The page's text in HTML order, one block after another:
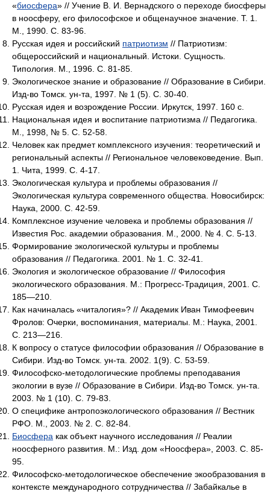
«биосфера» // Учение В. И. Вернадского о переходе биосферы
в ноосферу, его философское и общенаучное значение. Т. 1.
М., 1990. С. 83-96.
Русская идея и российский патриотизм // Патриотизм:
общероссийский и национальный. Истоки. Сущность.
Типология. М., 1996. С. 81-85.
Экологическое знание и образование // Образование в Сибири.
Изд-во Томск. ун-та, 1997. № 1 (5). С. 30-40.
Русская идея и возрождение России. Иркутск, 1997. 160 с.
Национальная идея и воспитание патриотизма // Педагогика.
М., 1998, № 5. С. 52-58.
Человек как предмет комплексного изучения: теоретический и
региональный аспекты // Региональное человековедение. Вып.
1. Чита, 1999. С. 4-17.
Экологическая культура и проблемы образования //
Экологическая культура современного общества. Новосибирск:
Наука, 2000. С. 42-59.
Комплексное изучение человека и проблемы образования //
Известия Рос. академии образования. М., 2000. № 4. С. 5-13.
Формирование экологической культуры и проблемы
образования // Педагогика. 2001. № 1. С. 32-41.
Экология и экологическое образование // Философия
экологического образования. М.: Прогресс-Традиция, 2001. С.
185—210.
Как начиналась «читалогия»? // Академик Иван Тимофеевич
Фролов: Очерки, воспоминания, материалы. М.: Наука, 2001.
С. 213—216.
К вопросу о статусе философии образования // Образование в
Сибири. Изд-во Томск. ун-та. 2002. 1(9). С. 53-59.
Философско-методологические проблемы преподавания
экологии в вузе // Образование в Сибири. Изд-во Томск. ун-та.
2003. № 1 (10). С. 79-83.
О специфике антропоэкологического образования // Вестник
РФО. М., 2003. № 2. С. 82-84.
Биосфера как объект научного исследования // Реалии
ноосферного развития. М.: Изд. дом «Ноосфера», 2003. С. 85-
95.
Философско-методологическое обеспечение экообразования в
контексте международного сотрудничества // Забайкалье в